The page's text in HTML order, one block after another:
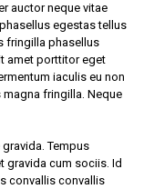
auctor neque vitae
egestas tellus
fringilla phasellus
amet porttitor eget
iaculis eu non
fringilla. Neque
Tempus
gravida cum sociis. Id
convallis convallis